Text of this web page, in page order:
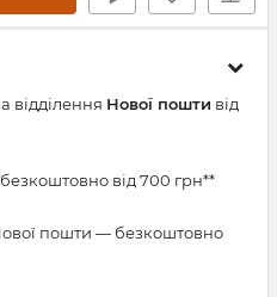
відділення Нової пошти від
від 700 грн**
пошти — безкоштовно